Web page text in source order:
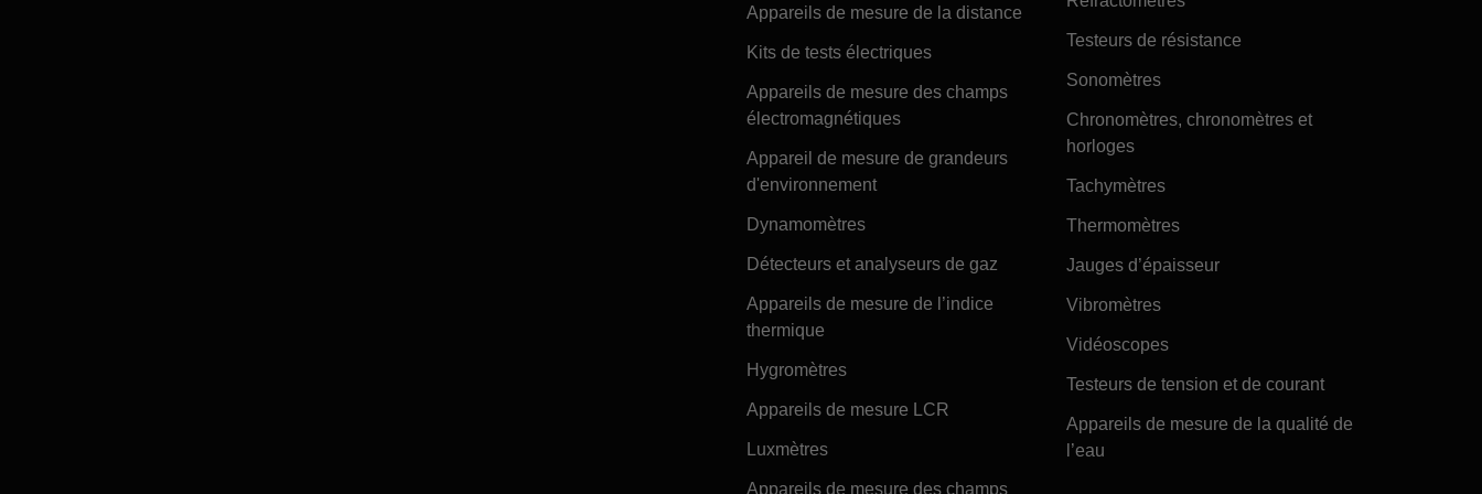
Appareils de mesure de la distance
Kits de tests électriques
Appareils de mesure des champs
électromagnétiques
Appareil de mesure de grandeurs
d'environnement
Dynamomètres
Détecteurs et analyseurs de gaz
Appareils de mesure de l’indice
thermique
Hygromètres
Appareils de mesure LCR
Luxmètres
Appareils de mesure des champs
Testeurs de résistance
Sonomètres
Chronomètres, chronomètres et
horloges
Tachymètres
Thermomètres
Jauges d’épaisseur
Vibromètres
Vidéoscopes
Testeurs de tension et de courant
Appareils de mesure de la qualité de
l’eau